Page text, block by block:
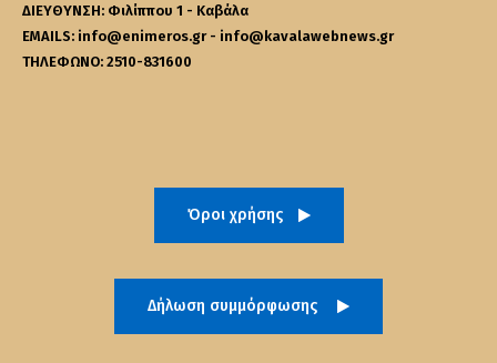
ΔΙΕΥΘΥΝΣΗ: Φιλίππου 1 - Καβάλα
EMAILS: info@enimeros.gr - info@kavalawebnews.gr
ΤΗΛΕΦΩΝΟ: 2510-831600
Όροι χρήσης
Δήλωση συμμόρφωσης